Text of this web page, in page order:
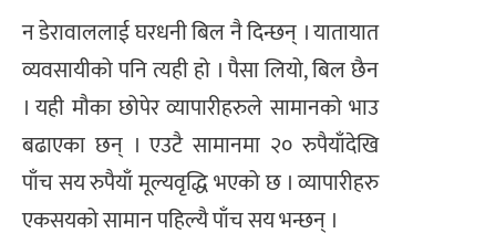
न डेरावाललाई घरधनी बिल नै दिन्छन् । यातायात
व्यवसायीको पनि त्यही हो । पैसा लियो, बिल छैन
। यही मौका छोपेर व्यापारीहरुले सामानको भाउ
बढाएका छन् । एउटै सामानमा २० रुपैयाँदेखि
पाँच सय रुपैयाँ मूल्यवृद्धि भएको छ । व्यापारीहरु
एकसयको सामान पहिल्यै पाँच सय भन्छन् ।